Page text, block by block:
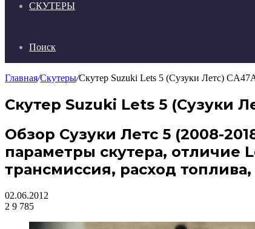
СКУТЕРЫ
Поиск
Главная/Скутеры/Скутер Suzuki Lets 5 (Сузуки Летс)
Скутер Suzuki Lets 5 (Сузуки
Обзор Сузуки Летс 5 (2008-
параметры скутера, отличие
трансмиссия, расход
02.06.2012
2 9 785